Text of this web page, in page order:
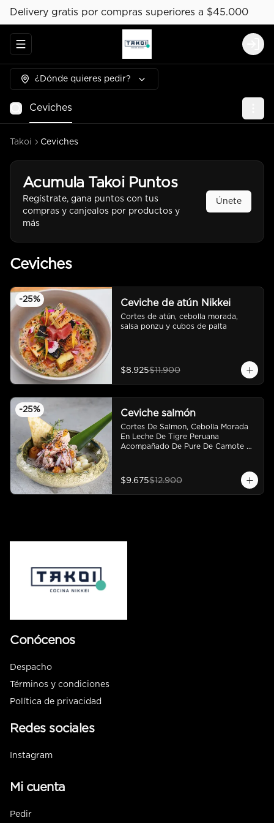
Delivery gratis por compras superiores a $45.000
Abrir menu de navegación
¿Dónde quieres pedir?
Ceviches
Takoi Ceviches
Acumula Takoi Puntos
Regístrate, gana puntos con tus
compras y canjealos por productos y
más
Únete
Ceviches
-25% Ceviche de atún Nikkei
Cortes de atún, cebolla morada,
salsa ponzu y cubos de palta
$8.925$11.900
-25% Ceviche salmón
Cortes De Salmon, Cebolla Morada
En Leche De Tigre Peruana
Acompañado De Pure De Camote Y
$9.675$12.900
Conócenos
Despacho
Términos y condiciones
Política de privacidad
Redes sociales
Instagram
Mi cuenta
Pedir